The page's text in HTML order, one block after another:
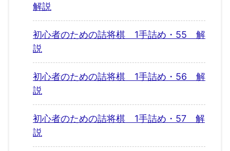
解説
初心者のための詰将棋 1手詰め・55 解
説
初心者のための詰将棋 1手詰め・56 解
説
初心者のための詰将棋 1手詰め・57 解
説